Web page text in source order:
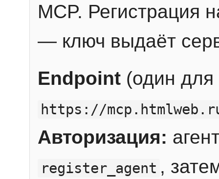
MCP. Регистрация
— ключ выдаёт
Endpoint (один для
https://
Авторизация:
register_agent ,